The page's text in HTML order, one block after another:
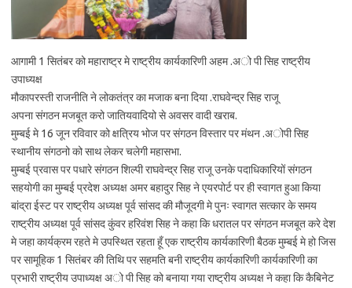
आगामी 1 सितंबर को महाराष्ट्र मे राष्ट्रीय कार्यकारिणी अहम .अो पी सिह राष्ट्रीय
उपाध्यक्ष
मौकापरस्ती राजनीति ने लोकतंत्र का मजाक बना दिया .राघवेन्द्र सिह राजू
अपना संगठन मजबूत करो जातियवादियो से अवसर वादी खराब.
मुम्बई मे 16 जून रविवार को क्षत्रिय भोज पर संगठन विस्तार पर मंथन .अोपी सिह
स्थानीय संगठनो को साथ लेकर चलेगी महासभा.
मुम्बई प्रवास पर पधारे संगठन शिल्पी राघवेन्द्र सिह राजू उनके पदाधिकारियों संगठन
सहयोगी का मुम्बई प्रदेश अध्यक्ष अमर बहादुर सिह ने एयरपोर्ट पर ही स्वागत हुआ किया
बांद्रा ईस्ट पर राष्ट्रीय अध्यक्ष पूर्व सांसद की मौजूदगी मे पुनः स्वागत सत्कार के समय
राष्ट्रीय अध्यक्ष पूर्व सांसद कुंवर हरिवंश सिह ने कहा कि धरातल पर संगठन मजबूत करे देश
मे जहा कार्यक्रम रहते मे उपस्थित रहता हूँ एक राष्ट्रीय कार्यकारिणी बैठक मुम्बई मे हो जिस
पर सामूहिक 1 सितंबर की तिथि पर सहमति बनी राष्ट्रीय कार्यकारिणी कार्यकारिणी का
प्रभारी राष्ट्रीय उपाध्यक्ष अो पी सिह को बनाया गया राष्ट्रीय अध्यक्ष ने कहा कि कैबिनेट